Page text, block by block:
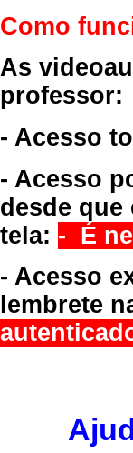
Como
As
professor:
- Acesso
- Acesso
desde que
tela: - É
- Acesso
lembrete